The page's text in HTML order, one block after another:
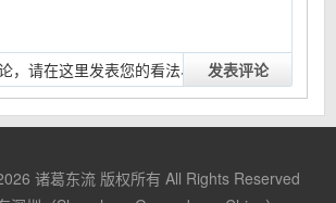
，请在这里发表您的看法、交流您的观
诸葛东流 版权所有 All Rights Reserved